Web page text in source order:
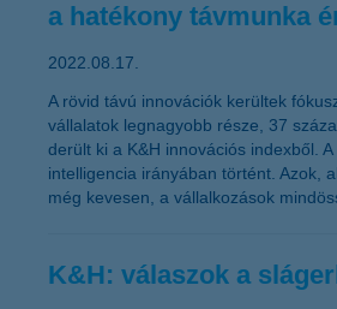
a hatékony távmunka
2022.08.17.
A rövid távú innovációk kerültek
vállalatok legnagyobb része, 37
derült ki a K&H innovációs indexből.
intelligencia irányában történt. Azok,
még kevesen, a vállalkozások
K&H: válaszok a